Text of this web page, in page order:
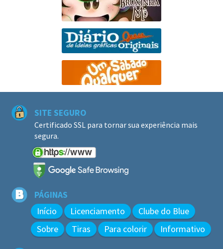
SITE SEGURO
Certificado SSL para tornar sua experiência mais
segura.
PÁGINAS
Início Licenciamento
Clube do Blue
Sobre
Tiras Para colorir Informativo